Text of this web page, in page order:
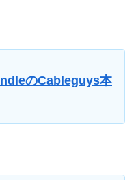
のCableguys本